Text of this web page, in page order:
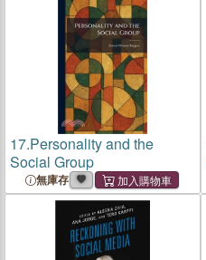
17.Personality and the
Social Group
無庫存